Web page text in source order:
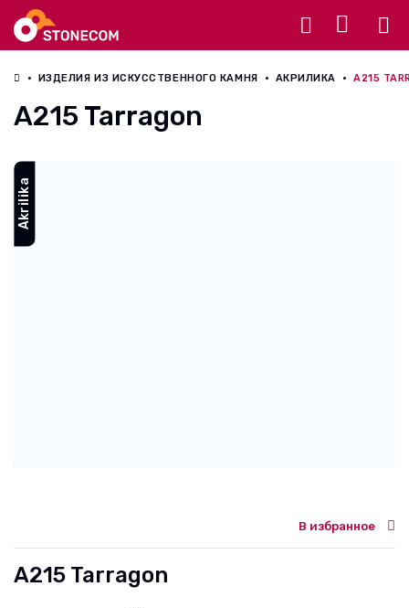
ИЗДЕЛИЯ ИЗ ИСКУССТВЕННОГО КАМНЯ АКРИЛИКА A215
A215 Tarragon
Akrilika
В избранное
A215 Tarragon